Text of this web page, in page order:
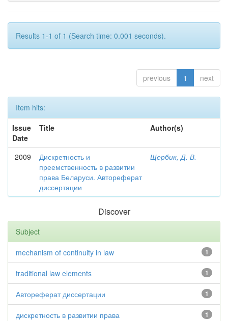
Results 1-1 of 1 (Search time: 0.001 seconds).
previous 1 next
Item hits:
Issue
Date
Title Author(s)
2009
Дискретность и
преемственность в развитии
права Беларуси. Автореферат
диссертации
Щербик, Д. В.
Discover
Subject
1
mechanism of continuity in law
1
traditional law elements
1
Автореферат диссертации
1
дискретность в развитии права